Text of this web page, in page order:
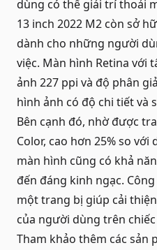
dùng có thể giải trí thoải
13 inch 2022 M2 còn sở
dành cho những người
việc. Màn hình Retina với
ảnh 227 ppi và độ phân
hình ảnh có độ chi tiết và
Bên cạnh đó, nhờ được
Color, cao hơn 25% so với
màn hình cũng có khả
đến đáng kinh ngạc.
một trang bị giúp cải
của người dùng trên chiếc
Tham khảo thêm các sản